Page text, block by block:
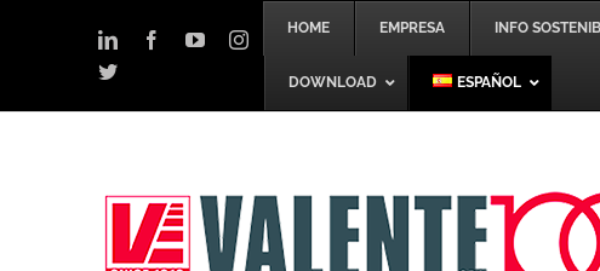
LinkedInFacebookYouTubeInstagram
Twitter
HOME EMPRESA INFO
DOWNLOAD ESPAÑOL